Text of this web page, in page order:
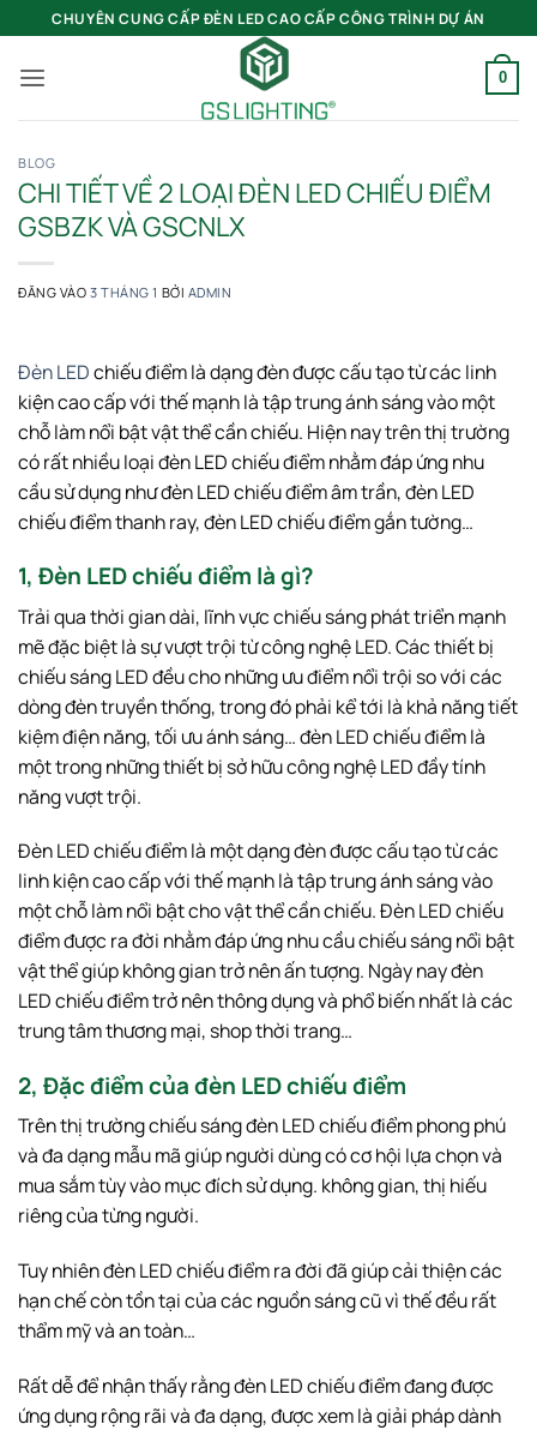
qua
nội
CHUYÊN CUNG CẤP ĐÈN LED CAO CẤP CÔNG TRÌNH DỰ ÁN
0
BLOG
CHI TIẾT VỀ 2 LOẠI ĐÈN LED CHIẾU ĐIỂM
GSBZK VÀ GSCNLX
ĐĂNG VÀO 3 THÁNG 1 BỞI ADMIN
Đèn LEDchiếu điểm là dạng đèn được cấu tạo từ các linh
kiện cao cấp với thế mạnh là tập trung ánh sáng vào một
chỗ làm nổi bật vật thể cần chiếu. Hiện nay trên thị trường
có rất nhiều loại đèn LED chiếu điểm nhằm đáp ứng nhu
cầu sử dụng như đèn LED chiếu điểm âm trần, đèn LED
chiếu điểm thanh ray, đèn LED chiếu điểm gắn tường…
1, Đèn LED chiếu điểm là gì?
Trải qua thời gian dài, lĩnh vực chiếu sáng phát triển mạnh
mẽ đặc biệt là sự vượt trội từ công nghệ LED. Các thiết bị
chiếu sáng LED đều cho những ưu điểm nổi trội so với các
dòng đèn truyền thống, trong đó phải kể tới là khả năng tiết
kiệm điện năng, tối ưu ánh sáng… đèn LED chiếu điểm là
một trong những thiết bị sở hữu công nghệ LED đầy tính
năng vượt trội.
Đèn LED chiếu điểm là một dạng đèn được cấu tạo từ các
linh kiện cao cấp với thế mạnh là tập trung ánh sáng vào
một chỗ làm nổi bật cho vật thể cần chiếu. Đèn LED chiếu
điểm được ra đời nhằm đáp ứng nhu cầu chiếu sáng nổi bật
vật thể giúp không gian trở nên ấn tượng. Ngày nay đèn
LED chiếu điểm trở nên thông dụng và phổ biến nhất là các
trung tâm thương mại, shop thời trang…
2, Đặc điểm của đèn LED chiếu điểm
Trên thị trường chiếu sáng đèn LED chiếu điểm phong phú
và đa dạng mẫu mã giúp người dùng có cơ hội lựa chọn và
mua sắm tùy vào mục đích sử dụng. không gian, thị hiếu
riêng của từng người.
Tuy nhiên đèn LED chiếu điểm ra đời đã giúp cải thiện các
hạn chế còn tồn tại của các nguồn sáng cũ vì thế đều rất
thẩm mỹ và an toàn…
Rất dễ để nhận thấy rằng đèn LED chiếu điểm đang được
ứng dụng rộng rãi và đa dạng, được xem là giải pháp dành